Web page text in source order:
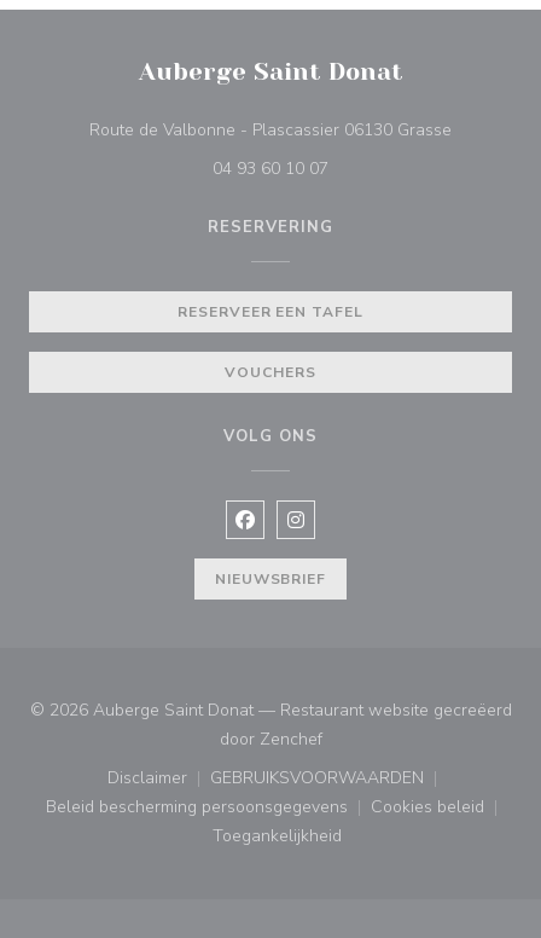
Auberge Saint Donat
Route de Valbonne - Plascassier 06130 Grasse
04 93 60 10 07
RESERVERING
RESERVEER EEN TAFEL
VOUCHERS
VOLG ONS
Facebook ((opent in een nieuw
Instagram ((opent in een
NIEUWSBRIEF
© 2026 Auberge Saint Donat — Restaurant website gecreëerd
door Zenchef((opent in een nieuw
Disclaimer
((opent in een nieuw venster))
GEBRUIKSVOORWAARDEN
((opent in een nieuw
Beleid bescherming persoonsgegevens
((opent in een nieuw venster))
Cookies beleid
((opent in
Toegankelijkheid
((opent in een nieuw venster))